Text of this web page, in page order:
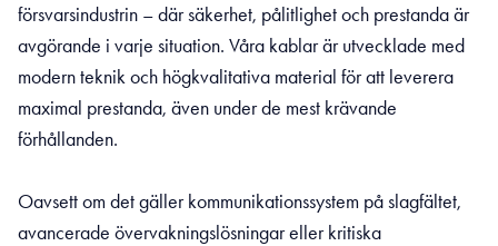
försvarsindustrin – där säkerhet, pålitlighet och prestanda är
avgörande i varje situation. Våra kablar är utvecklade med
modern teknik och högkvalitativa material för att leverera
maximal prestanda, även under de mest krävande
förhållanden.
Oavsett om det gäller kommunikationssystem på slagfältet,
avancerade övervakningslösningar eller kritiska